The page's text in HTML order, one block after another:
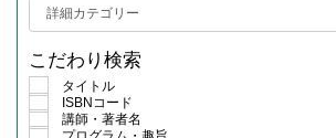
こだわり検索
タイトル
ISBNコード
講師・著者名